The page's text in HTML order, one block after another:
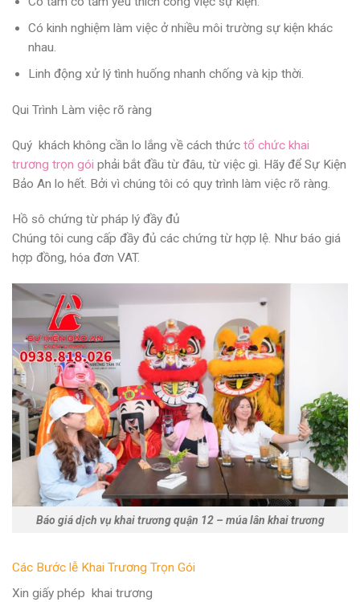
Có kinh nghiệm làm việc ở nhiều môi trường sự kiện khác
nhau.
Linh động xử lý tình huống nhanh chống và kịp thời.
Qui Trình Làm việc rõ ràng
Quý khách không cần lo lắng về cách thức tổ chức khai
trương trọn gói phải bắt đầu từ đâu, từ việc gì. Hãy để Sự Kiện
Bảo An lo hết. Bởi vì chúng tôi có quy trình làm việc rõ ràng.
Hồ sô chứng từ pháp lý đầy đủ
Chúng tôi cung cấp đầy đủ các chứng từ hợp lệ. Như báo giá
hợp đồng, hóa đơn VAT.
Báo giá dịch vụ khai trương quận 12 – múa lân khai trương
Các Bước lễ Khai Trương Trọn Gói
Xin giấy phép khai trương